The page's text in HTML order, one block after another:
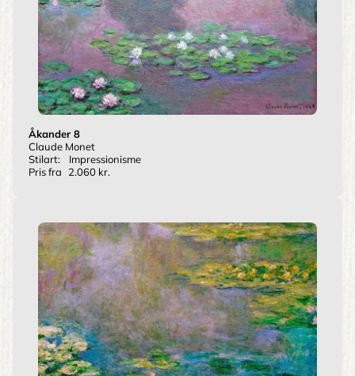
Åkander 8
Claude Monet
Stilart:
Impressionisme
Pris fra
2.060 kr.